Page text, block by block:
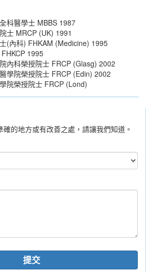
科醫學士 MBBS 1987
士 MRCP (UK) 1991
(內科) FHKAM (Medicine) 1995
1995
內科榮授院士 FRCP (Glasg) 2002
學院榮授院士 FRCP (Edin) 2002
院榮授院士 FRCP (Lond)
的地方或有改善之處，請讓我們知道。
提交